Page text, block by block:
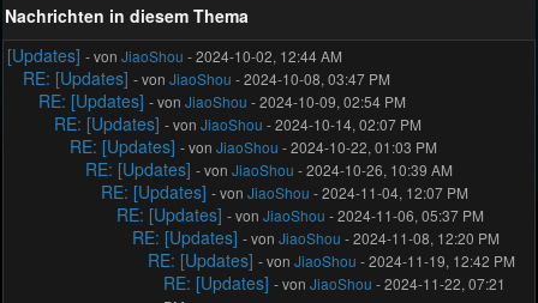
Nachrichten in diesem Thema
[Updates] - vonJiaoShou - 2024-10-02, 12:44 AM
RE: [Updates] - vonJiaoShou - 2024-10-08, 03:47 PM
RE: [Updates] - vonJiaoShou - 2024-10-09, 02:54 PM
RE: [Updates] - vonJiaoShou - 2024-10-14, 02:07 PM
RE: [Updates] - vonJiaoShou - 2024-10-22, 01:03 PM
RE: [Updates] - vonJiaoShou - 2024-10-26, 10:39 AM
RE: [Updates] - vonJiaoShou - 2024-11-04, 12:07 PM
RE: [Updates] - vonJiaoShou - 2024-11-06, 05:37 PM
RE: [Updates] - vonJiaoShou - 2024-11-08, 12:20 PM
RE: [Updates] - vonJiaoShou - 2024-11-19, 12:42 PM
RE: [Updates] - vonJiaoShou - 2024-11-22, 07:21